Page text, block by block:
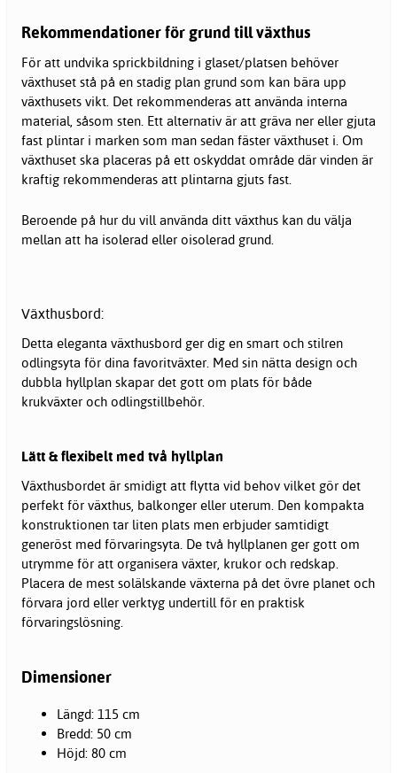
Rekommendationer för grund till växthus
För att undvika sprickbildning i glaset/platsen behöver
växthuset stå på en stadig plan grund som kan bära upp
växthusets vikt. Det rekommenderas att använda interna
material, såsom sten. Ett alternativ är att gräva ner eller gjuta
fast plintar i marken som man sedan fäster växthuset i. Om
växthuset ska placeras på ett oskyddat område där vinden är
kraftig rekommenderas att plintarna gjuts fast.
Beroende på hur du vill använda ditt växthus kan du välja
mellan att ha isolerad eller oisolerad grund.
Växthusbord:
Detta eleganta växthusbord ger dig en smart och stilren
odlingsyta för dina favoritväxter. Med sin nätta design och
dubbla hyllplan skapar det gott om plats för både
krukväxter och odlingstillbehör.
Lätt & flexibelt med två hyllplan
Växthusbordet är smidigt att flytta vid behov vilket gör det
perfekt för växthus, balkonger eller uterum. Den kompakta
konstruktionen tar liten plats men erbjuder samtidigt
generöst med förvaringsyta. De två hyllplanen ger gott om
utrymme för att organisera växter, krukor och redskap.
Placera de mest solälskande växterna på det övre planet och
förvara jord eller verktyg undertill för en praktisk
förvaringslösning.
Dimensioner
Längd: 115 cm
Bredd: 50 cm
Höjd: 80 cm